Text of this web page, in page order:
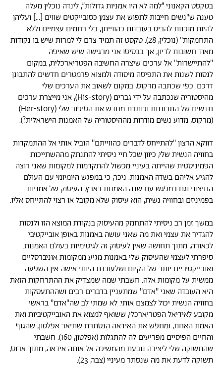
בטקסט הקאנוני ״למה לא היו אמניות גדולות״, לינדה נוכלין מעלה
טענה ש''נשים חייבות לתפוש את עצמן כסובייקטים שווים [...] ועליהן
להיות מוכנות להביט בעובדות כהווייתן, בלי רחמים עצמיים וללא
התחמקות'' (נוכלין, 28). טקסט זה תמיד צרם לי למרות שיש בו נקודות
מאוד חשובות לדיון, אך בבסיסו אני מרגישה שיש שאיפה
''להתיישרות'' אל ערכים שיצרה החשיבה הפטריארכלית, במקום
לנסות לשנות את התפיסה מיסודה ולמצוא פרמטרים חדשים להתבונן
דרכם. כפי שכתבה מרקוס, במקום לשאוב את הערכים שלי
מהיסטוריה שנכתבה על ידי גברים (His-story), אני מייצרת ערכים
חדשים של התבוננות וכותבת מחדש את הסיפור שלי (Her-story)
(מרקוס, מדוע נשים מודרות מההיסטוריה של האמנות הישראלית?).
דווקא הרצון ''להתייחס לדברים כהווייתם'' הוביל אותי אל ההתמקדות
בחוויה הנשית שלי, כיוון שכל חיי ניסיתי להתנתק מההשתייכות
הפמיניסטית שהייתה בעיניי מכשול להתקדמות למקומות שאני רוצה
להגיע אליהם בשדה האמנות. ניכר, כי במפגש היומיומי עם העולם
החיצוני וגם במפגש עם שדה האמנות בארץ, העיסוק של אמניות
בפמיניזם ובחוויה נשית, הוא עיסוק שלא מקובל או רצוי להתייחס אליו.
במשך זמן רב ניסיתי להתחמק מהעיסוק בנקודת המוצא הזו ולנסות
להגדיר את עצמי ואת מה שאני עושה באמנות באופן אובייקטיבי
לכאורה, מתוך תחושה שאין לעיסוק זה לגיטימיות בעולם האמנות.
סיפרתי לעצמי שהעיסוק שלי באמנות מגיע ממקומות אוניברסליים
ואובייקטיביים יותר של הקיום ושלעובדת היותי אישה אין השפעה
ממשית על מקומות אלה. חשבתי שמה שמצדיק את ההתרחקות הזאת
היא העובדה שאני ''אדם'' שמתעניין בדברים רבים ושההתעסקות
בחוויה הנשית יכול לצמצם אותי. לא שמתי לב שה''אדם'' בראשי
מקובע לאידיאל הפטריארכלי, ששואף למצוא את האובייקטיביות ואת
האמת האחת, ומחפש את האידאה הנסתרת שתיאר אפלטון, שהגוף
והחיים הפיסיים מפריעים לה להתגלות (אפלטון, 160). חשבתי
שהתשוקה שלי ליצירה נובעת מהמשיכה אל אותה אידאה, מתוך ארוס,
תשוקה לדעת את מה שנסתר מעיניי (צבר, 23).